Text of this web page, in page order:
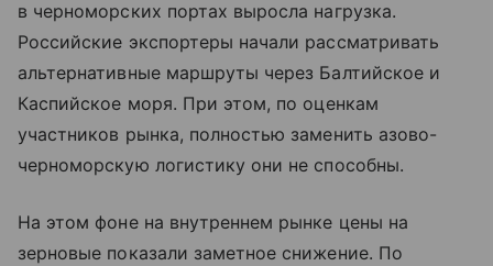
в черноморских портах выросла нагрузка.
Российские экспортеры начали рассматривать
альтернативные маршруты через Балтийское и
Каспийское моря. При этом, по оценкам
участников рынка, полностью заменить азово-
черноморскую логистику они не способны.
На этом фоне на внутреннем рынке цены на
зерновые показали заметное снижение. По